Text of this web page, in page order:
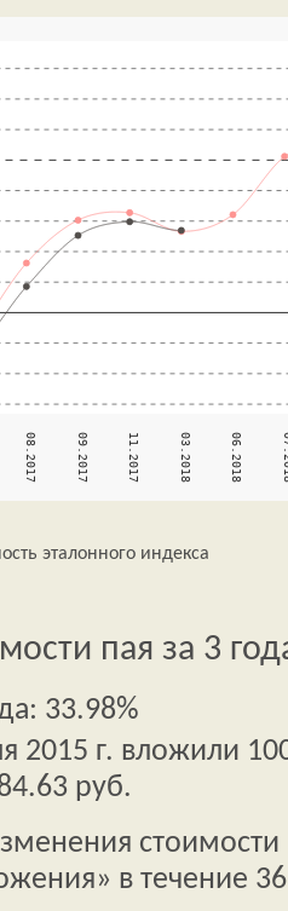
эталонного индекса
пая за 3
33.98%
2015 г. вложили
руб.
стоимости
в течение